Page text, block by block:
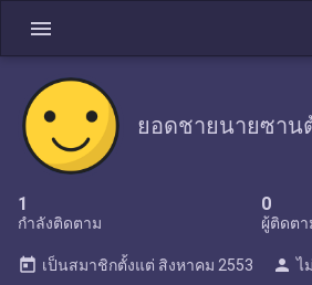
menu
ยอดชายนายซาน
1
กำลังติดตาม
0
ผู้ติดตา
today เป็นสมาชิกตั้งแต่ สิงหาคม 2553 person ไ